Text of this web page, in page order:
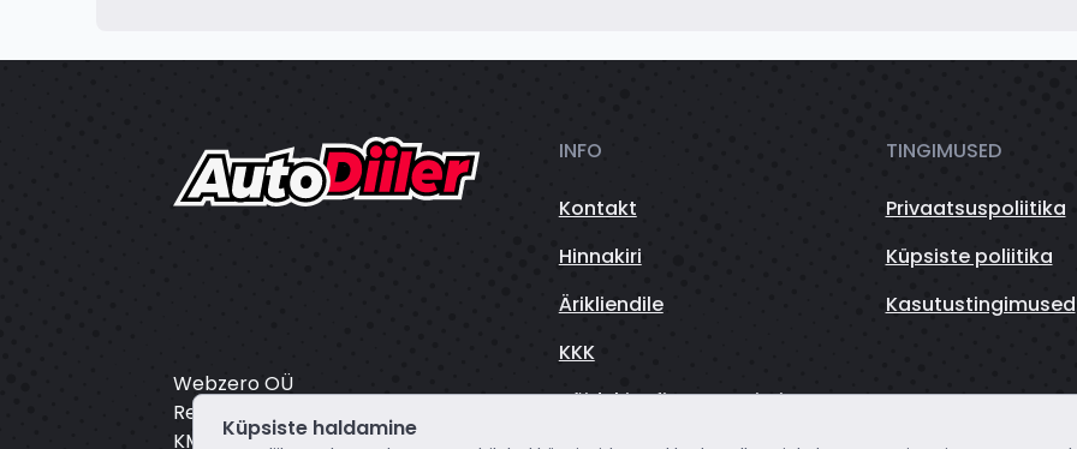
Webzero OÜ
Registrikood: 16804172
KMKR: EE102649495
INFO
Kontakt
Hinnakiri
Ärikliendile
KKK
Sõidukite finantseerimine
TINGIMUSED
Privaatsuspoliitika
Küpsiste poliitika
Kasutustingimused
Küpsiste haldamine